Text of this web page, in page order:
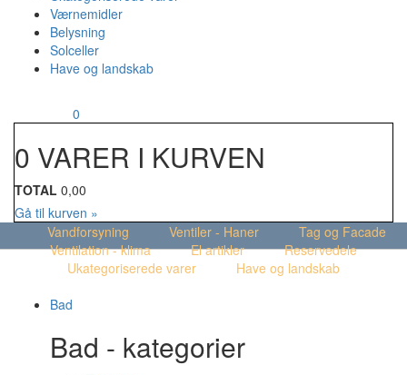
Værnemidler
Belysning
Solceller
Have og landskab
0
0 VARER I KURVEN
TOTAL 0,00
Gå til kurven »
Vandforsyning
Ventiler - Haner
Tag og Facade
Ventilation - klima
El artikler
Reservedele
Ukategoriserede varer
Have og landskab
Bad
Bad - kategorier